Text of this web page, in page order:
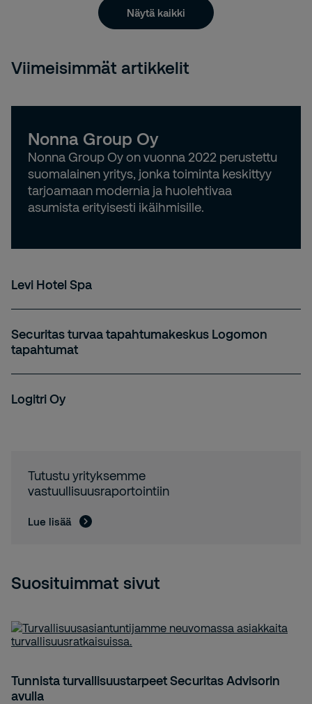
Näytä kaikki
Viimeisimmät artikkelit
Nonna Group Oy
Nonna Group Oy on vuonna 2022 perustettu
suomalainen yritys, jonka toiminta keskittyy
tarjoamaan modernia ja huolehtivaa
asumista erityisesti ikäihmisille.
Levi Hotel Spa
Securitas turvaa tapahtumakeskus Logomon
tapahtumat
Logitri Oy
Tutustu yrityksemme
vastuullisuusraportointiin
Lue lisää
Suosituimmat sivut
Tunnista turvallisuustarpeet Securitas Advisorin
avulla